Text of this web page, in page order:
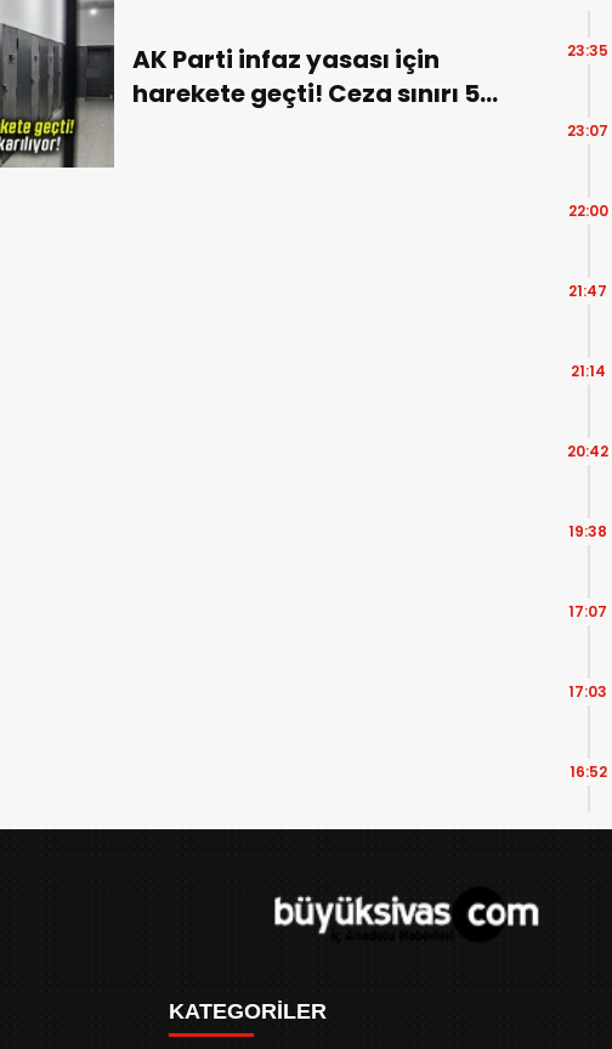
AK Parti infaz yasası için
harekete geçti! Ceza sınırı 5
23:35
23:07
22:00
21:47
21:14
20:42
19:38
17:07
17:03
16:52
KATEGORİLER